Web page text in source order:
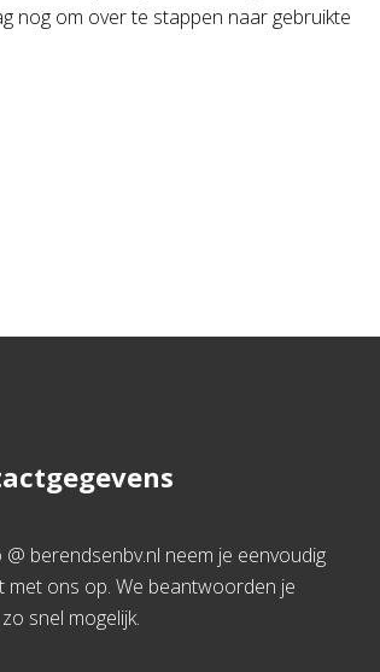
nog om over te stappen naar gebruikte
@ berendsenbv.nl neem je eenvoudig
met ons op. We beantwoorden je
snel mogelijk.